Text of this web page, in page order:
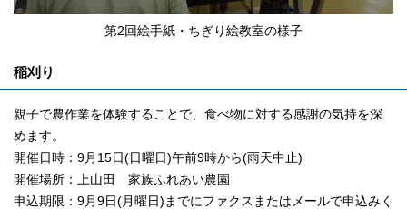
第2回絵手紙・ちぎり絵教室の様子
稲刈り
親子で農作業を体験することで、食べ物に対する感謝の気持を深
めます。
開催日時：9月15日(日曜日)午前9時から(雨天中止)
開催場所：上山田 家族ふれあい農園
申込期限：9月9日(月曜日)までにファクスまたはメールで申込みく